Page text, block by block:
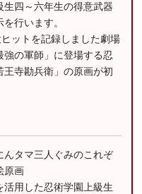
四～六年生の得意武器
行います。
ットを記録しました劇場
の軍師」に登場する忍
寺勘兵衛」の原画が初
んタマ三人ぐみのこれぞ
原画
活用した忍術学園上級生